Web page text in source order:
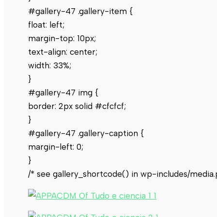
#gallery-47 .gallery-item {
float: left;
margin-top: 10px;
text-align: center;
width: 33%;
}
#gallery-47 img {
border: 2px solid #cfcfcf;
}
#gallery-47 .gallery-caption {
margin-left: 0;
}
/* see gallery_shortcode() in wp-includes/